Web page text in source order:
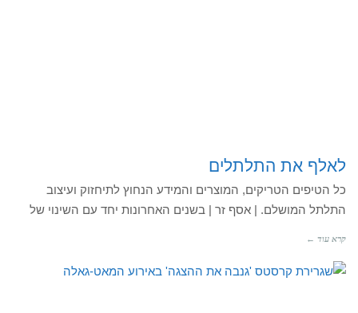
לאלף את התלתלים
כל הטיפים הטריקים, המוצרים והמידע הנחוץ לתיחזוק ועיצוב
התלתל המושלם. | אסף זר | בשנים האחרונות יחד עם השינוי של
קרא עוד ←